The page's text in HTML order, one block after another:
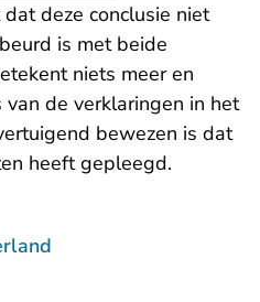
deze conclusie niet
is met beide
niets meer en
de verklaringen in het
bewezen is dat
heeft gepleegd.